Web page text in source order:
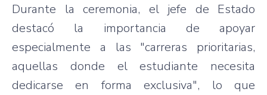
Durante la ceremonia, el jefe de Estado
destacó la importancia de apoyar
especialmente a las "carreras prioritarias,
aquellas donde el estudiante necesita
dedicarse en forma exclusiva", lo que